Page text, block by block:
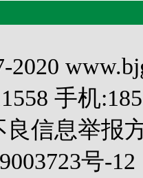
2020
手机
信息举报
号-12